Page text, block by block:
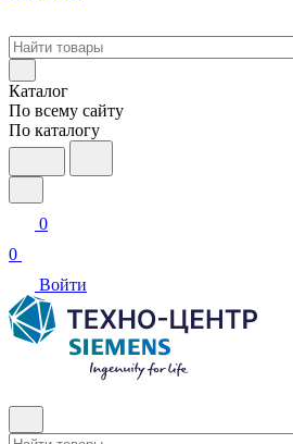
Каталог
По всему сайту
По каталогу
0
0
Войти